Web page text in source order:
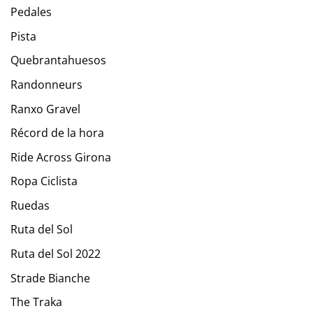
Pedales
Pista
Quebrantahuesos
Randonneurs
Ranxo Gravel
Récord de la hora
Ride Across Girona
Ropa Ciclista
Ruedas
Ruta del Sol
Ruta del Sol 2022
Strade Bianche
The Traka